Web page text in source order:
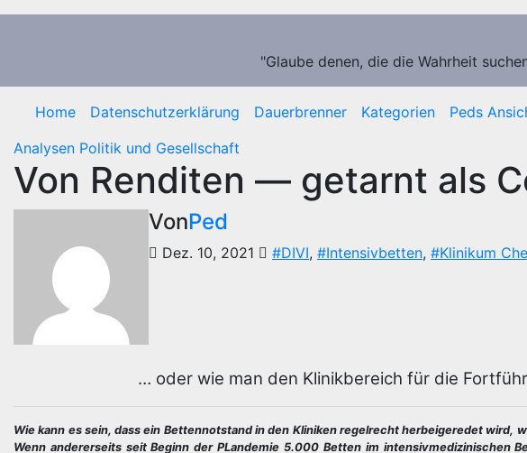
Zum
"Glaube denen, die die Wahrheit
Home Datenschutzerklärung Dauerbrenner Kategorien Peds
Analysen Politik und Gesellschaft
Von Renditen — getarnt als
VonPed
Dez. 10, 2021 #DIVI, #Intensivbetten, #Klinikum
… oder wie man den Klinikbereich für die
Wie kann es sein, dass ein Bettennotstand in den Kliniken regelrecht herbeigeredet wird,
Wenn andererseits seit Beginn der PLandemie 5.000 Betten im intensivmedizinischen